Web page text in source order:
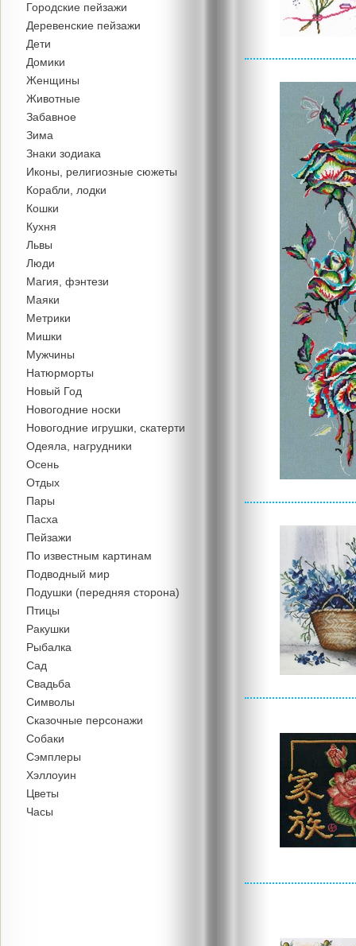
Городские пейзажи
Деревенские пейзажи
Дети
Домики
Женщины
Животные
Забавное
Зима
Знаки зодиака
Иконы, религиозные сюжеты
Корабли, лодки
Кошки
Кухня
Львы
Люди
Магия, фэнтези
Маяки
Метрики
Мишки
Мужчины
Натюрморты
Новый Год
Новогодние носки
Новогодние игрушки, скатерти
Одеяла, нагрудники
Осень
Отдых
Пары
Пасха
Пейзажи
По известным картинам
Подводный мир
Подушки (передняя сторона)
Птицы
Ракушки
Рыбалка
Сад
Свадьба
Символы
Сказочные персонажи
Собаки
Сэмплеры
Хэллоуин
Цветы
Часы